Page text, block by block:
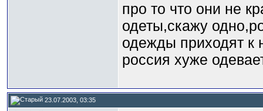
про то что они не
одеты,скажу
одежды приходят к
россия хуже
23.07.2003, 03:35